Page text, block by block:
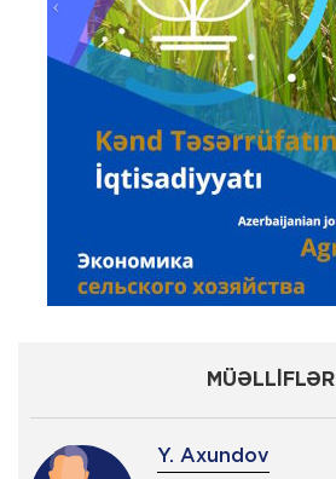
MÜƏLLİFLƏR
Y. Axundov